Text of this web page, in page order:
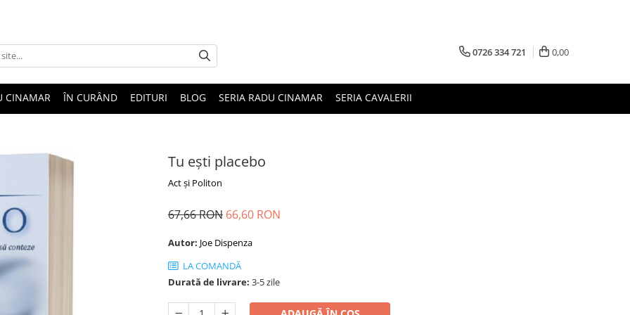
0726 334 721 0,00
CINAMAR ÎN CURÂND EDITURI BLOG SERIA RADU CINAMAR SERIA CAVALERII
Tu ești placebo
Act și Politon
67,66 RON 66,60 RON
Autor: Joe Dispenza
LA COMANDĂ
Durată de livrare: 3-5 zile